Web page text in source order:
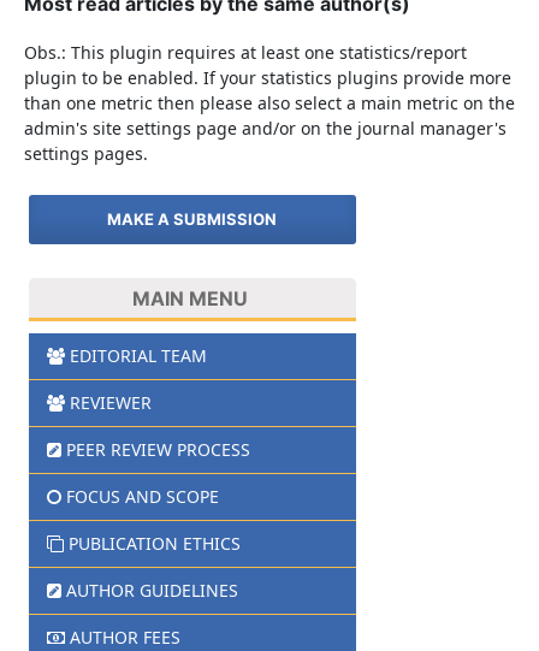
Obs.: This plugin requires at least one statistics/report
plugin to be enabled. If your statistics plugins provide more
than one metric then please also select a main metric on the
admin's site settings page and/or on the journal manager's
settings pages.
MAKE A SUBMISSION
MAIN MENU
EDITORIAL TEAM
REVIEWER
PEER REVIEW PROCESS
FOCUS AND SCOPE
PUBLICATION ETHICS
AUTHOR GUIDELINES
AUTHOR FEES